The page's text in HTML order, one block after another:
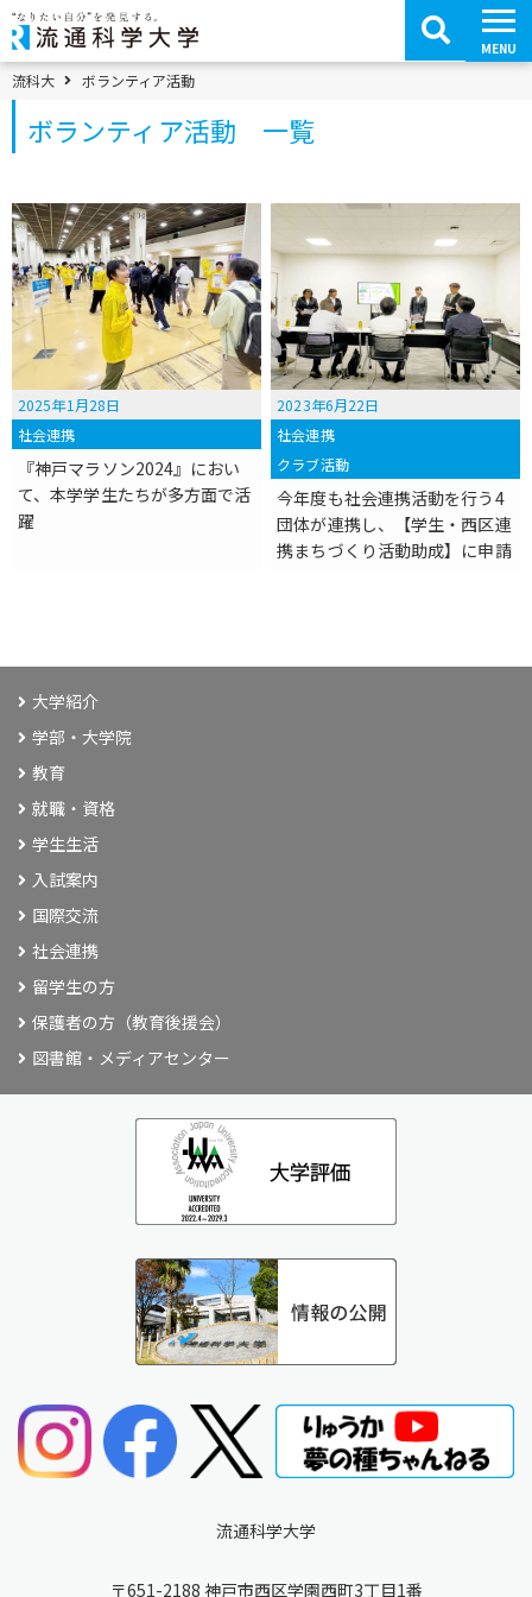
コ
ン
テ
ン
ツ
へ
移
MENU
パンくずメニュー
流科大 ボランティア活動
ボランティア活動 一覧
2025年1月28日
社会連携
『神戸マラソン2024』におい
て、本学学生たちが多方面で活
躍
2023年6月22日
社会連携
クラブ活動
今年度も社会連携活動を行う4
団体が連携し、【学生・西区連
携まちづくり活動助成】に申請
大学紹介
学部・大学院
教育
就職・資格
学生生活
入試案内
国際交流
社会連携
留学生の方
保護者の方（教育後援会）
図書館・メディアセンター
流通科学大学
〒651-2188 神戸市西区学園西町3丁目1番